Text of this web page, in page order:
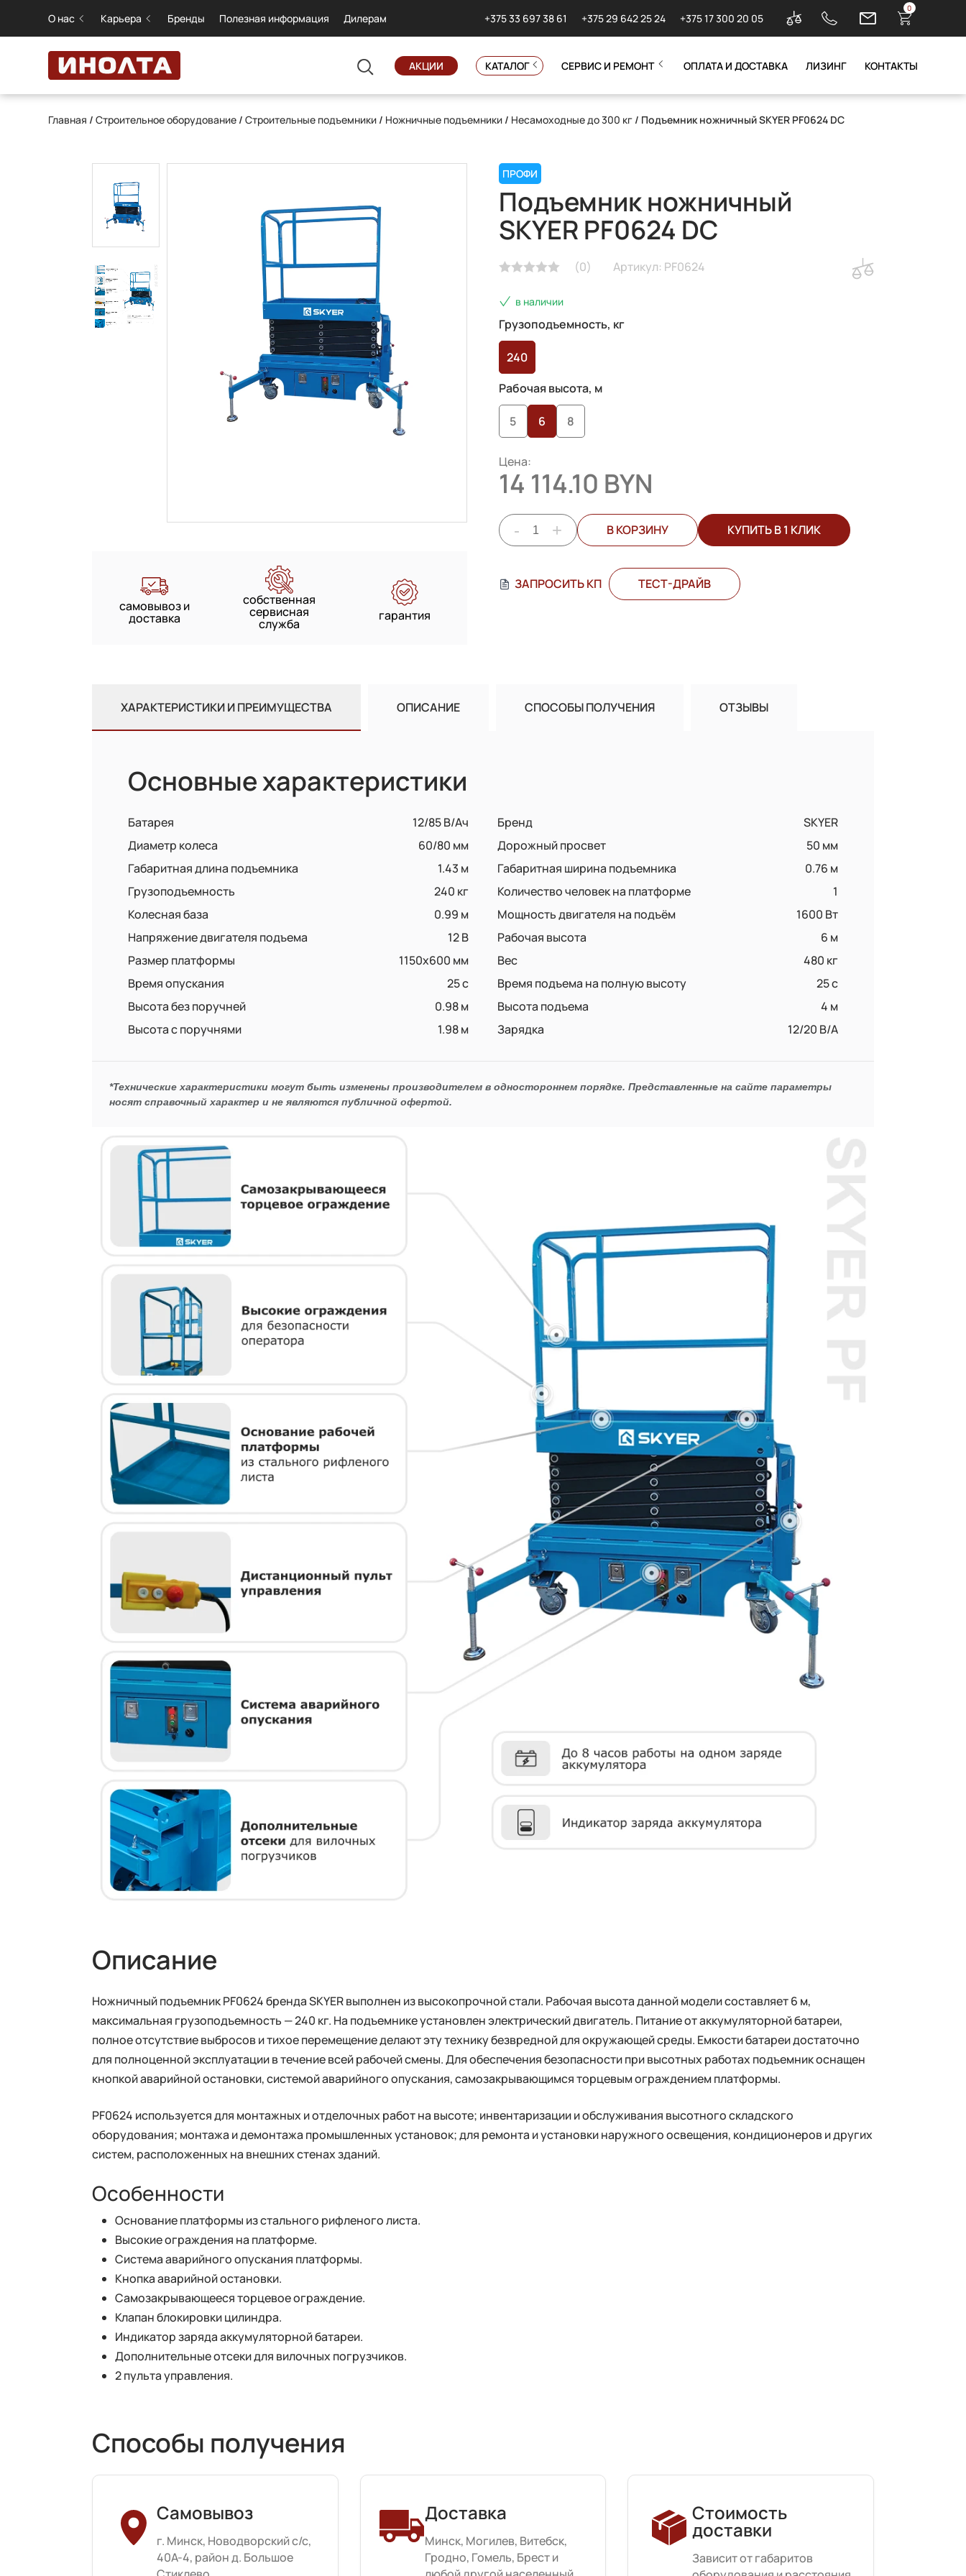
О нас Карьера Бренды Полезная информация Дилерам +375 33 697 38 61 +375 29 642 25 24 +375 17 300 20 05
0
АКЦИИ КАТАЛОГ СЕРВИС И РЕМОНТ ОПЛАТА И ДОСТАВКА ЛИЗИНГ КОНТАКТЫ
Главная /Строительное оборудование /Строительные подъемники / Ножничные подъемники / Несамоходные до 300 кг / Подъемник ножничный SKYER PF0624 DC
самовывоз и
доставка
собственная
сервисная
служба
гарантия
ПРОФИ
Подъемник ножничный
SKYER PF0624 DC
(0) Артикул: PF0624
в наличии
Грузоподъемность, кг
240
Рабочая высота, м
5 6 8
Цена:
14 114.10 BYN
- + В КОРЗИНУ КУПИТЬ В 1 КЛИК
ЗАПРОСИТЬ КП ТЕСТ-ДРАЙВ
ХАРАКТЕРИСТИКИ И ПРЕИМУЩЕСТВА ОПИСАНИЕ СПОСОБЫ ПОЛУЧЕНИЯ ОТЗЫВЫ
Основные характеристики
Батарея 12/85 В/Ач Бренд
SKYER
Диаметр колеса
60/80 мм Дорожный просвет
50 мм
Габаритная длина подъемника
1.43 м Габаритная ширина подъемника
0.76 м
Грузоподъемность
240 кг Количество человек на платформе
1
Колесная база
0.99 м Мощность двигателя на подъём
1600 Вт
Напряжение двигателя подъема
12 В Рабочая высота
6 м
Размер платформы
1150x600 мм Вес
480 кг
Время опускания
25 c Время подъема на полную высоту
25 c
Высота без поручней
0.98 м Высота подъема
4 м
Высота с поручнями
1.98 м Зарядка 12/20 В/А
*Технические характеристики могут быть изменены производителем в одностороннем порядке. Представленные на сайте параметры
носят справочный характер и не являются публичной офертой.
Описание
Ножничный подъемник PF0624 бренда SKYER выполнен из высокопрочной стали. Рабочая высота данной модели составляет 6 м,
максимальная грузоподъемность — 240 кг. На подъемнике установлен электрический двигатель. Питание от аккумуляторной батареи,
полное отсутствие выбросов и тихое перемещение делают эту технику безвредной для окружающей среды. Емкости батареи достаточно
для полноценной эксплуатации в течение всей рабочей смены. Для обеспечения безопасности при высотных работах подъемник оснащен
кнопкой аварийной остановки, системой аварийного опускания, самозакрывающимся торцевым ограждением платформы.
PF0624 используется для монтажных и отделочных работ на высоте; инвентаризации и обслуживания высотного складского
оборудования; монтажа и демонтажа промышленных установок; для ремонта и установки наружного освещения, кондиционеров и других
систем, расположенных на внешних стенах зданий.
Особенности
Основание платформы из стального рифленого листа.
Высокие ограждения на платформе.
Система аварийного опускания платформы.
Кнопка аварийной остановки.
Самозакрывающееся торцевое ограждение.
Клапан блокировки цилиндра.
Индикатор заряда аккумуляторной батареи.
Дополнительные отсеки для вилочных погрузчиков.
2 пульта управления.
Способы получения
Самовывоз
г. Минск, Новодворский с/с,
40А-4, район д. Большое
Доставка
Минск, Могилев, Витебск,
Гродно, Гомель, Брест и
Стоимость
доставки
Зависит от габаритов